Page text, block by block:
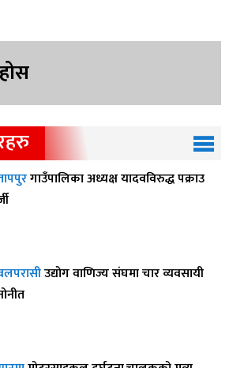
गाउँपालिका अध्यक्ष यादवविरुद्ध पक्राउ
उद्योग वाणिज्य संघमा चार व्यवसायी